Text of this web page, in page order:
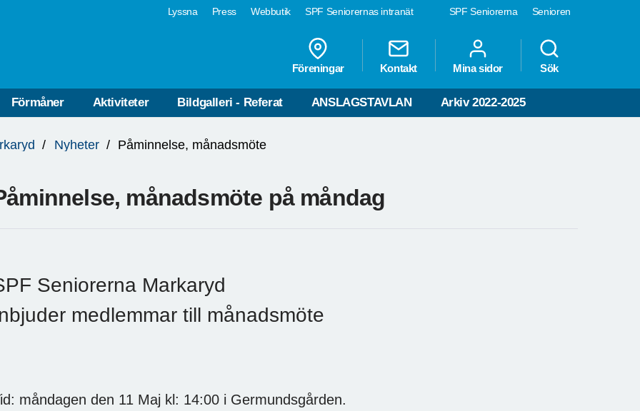
SPF Seniorerna Senioren
Lyssna Press Webbutik SPF Seniorernas intranät
Föreningar Kontakt Mina sidor Sök
Förmåner Aktiviteter Bildgalleri - Referat ANSLAGSTAVLAN Arkiv 2022-2025
Nyheter Påminnelse, månadsmöte
månadsmöte på måndag
Seniorerna Markaryd
medlemmar till månadsmöte
måndagen den 11 Maj kl: 14:00 i Germundsgården.